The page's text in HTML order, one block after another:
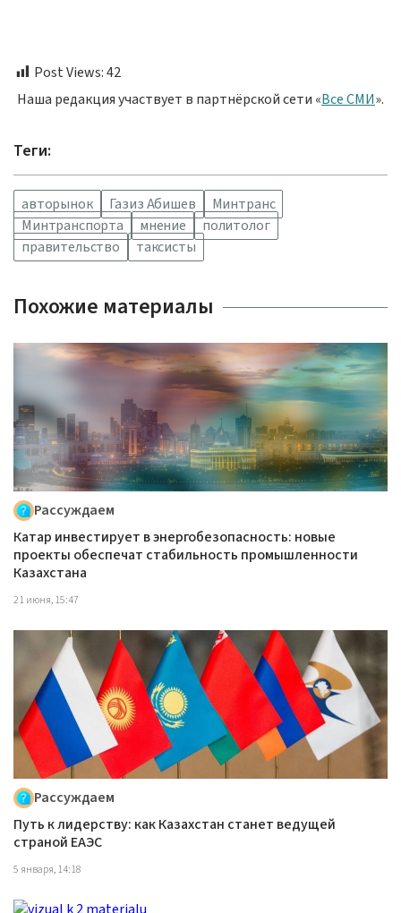
Post Views:42
Наша редакция участвует в партнёрской сети «Все СМИ».
Теги:
авторынок Газиз Абишев
Минтранс
Минтранспорта
мнение
политолог
правительство
таксисты
Похожие материалы
Рассуждаем
Катар инвестирует в энергобезопасность: новые
проекты обеспечат стабильность промышленности
Казахстана
21 июня, 15:47
Рассуждаем
Путь к лидерству: как Казахстан станет ведущей
страной ЕАЭС
5 января, 14:18